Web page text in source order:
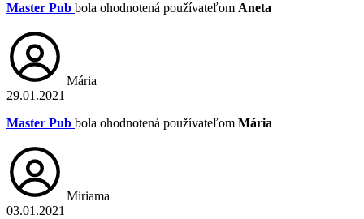
Master Pub bola ohodnotená používateľom Aneta
Mária
29.01.2021
Master Pub bola ohodnotená používateľom Mária
Miriama
03.01.2021